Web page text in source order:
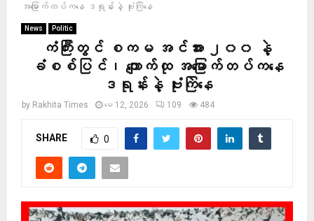
အမြောက်တပ်ကနေ ဒရုန်းနဲ့ ဗုံးကြဲနေ
News Politic
ကံကြီးတွင် စကမ အင်အား ၂၀၀ နဲ့
ခံစစ်ပြင်၊ ကျောက်ထု အမြောက်တပ်ကနေ
ဒရုန်းနဲ့ ဗုံးကြဲနေ
by Rakhita Times မေ 12, 2026 109 484
SHARE 0